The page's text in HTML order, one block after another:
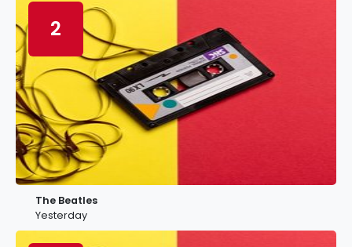
2
The Beatles
Yesterday